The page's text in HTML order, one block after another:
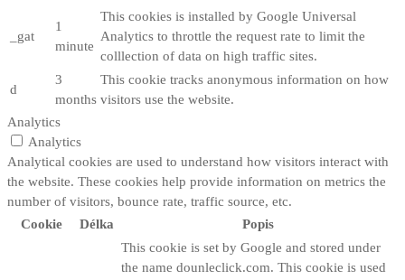
_gat
1
minute
This cookies is installed by Google Universal
Analytics to throttle the request rate to limit the
colllection of data on high traffic sites.
d
3
months
This cookie tracks anonymous information on how
visitors use the website.
Analytics
Analytics
Analytical cookies are used to understand how visitors interact with
the website. These cookies help provide information on metrics the
number of visitors, bounce rate, traffic source, etc.
Cookie
Délka Popis
This cookie is set by Google and stored under
the name dounleclick.com. This cookie is used